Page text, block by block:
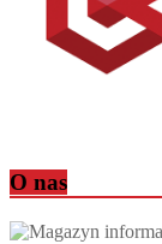
O nas